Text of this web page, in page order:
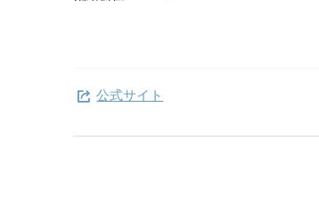
公式サイト